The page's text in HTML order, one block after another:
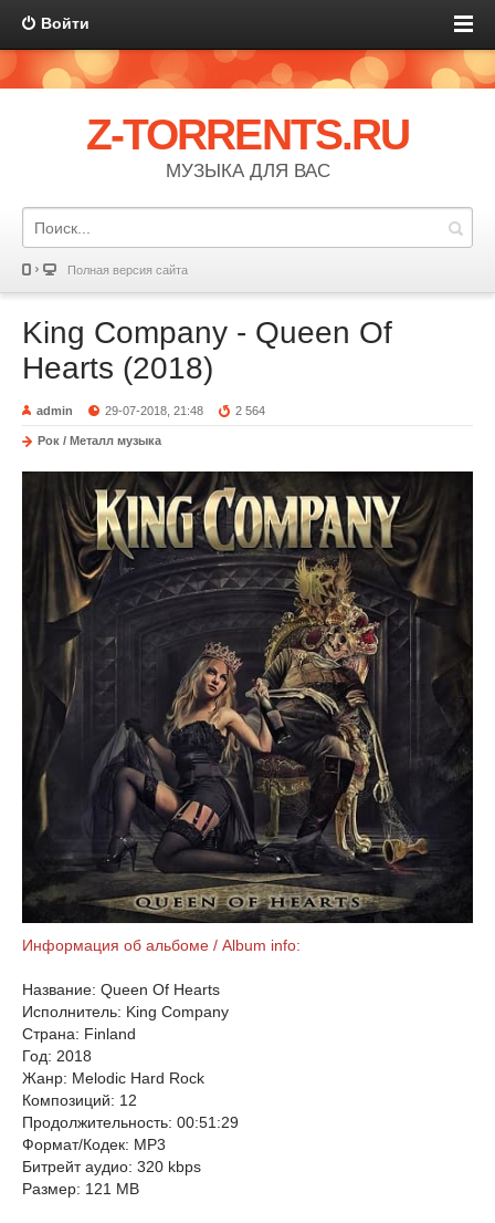
Войти
Z-TORRENTS.RU
МУЗЫКА ДЛЯ ВАС
Полная версия сайта
King Company - Queen Of
Hearts (2018)
admin 29-07-2018, 21:48 2 564
Рок / Металл музыка
Информация об альбоме / Album info:
Название: Queen Of Hearts
Исполнитель: King Company
Страна: Finland
Год: 2018
Жанр: Melodic Hard Rock
Композиций: 12
Продолжительность: 00:51:29
Формат/Кодек: MP3
Битрейт аудио: 320 kbps
Размер: 121 MB